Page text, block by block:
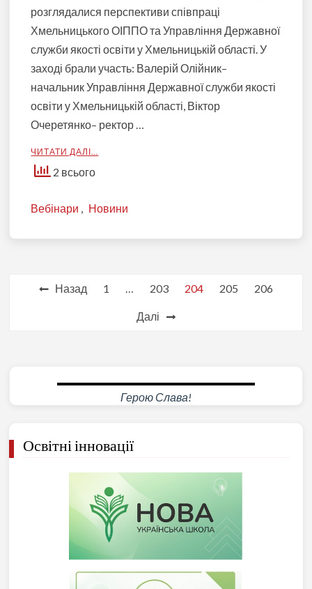
розглядалися перспективи співпраці
Хмельницького ОІППО та Управління Державної
служби якості освіти у Хмельницькій області. У
заході брали участь: Валерій Олійник–
начальник Управління Державної служби якості
освіти у Хмельницькій області, Віктор
Очеретянко– ректор …
ЧИТАТИ ДАЛІ…
2 всього
Вебінари , Новини
Пагінація
Назад 1 … 203 204 205 206
Далі
Анатолій НАЗАРЕНКО
Герою Слава!
Освітні інновації